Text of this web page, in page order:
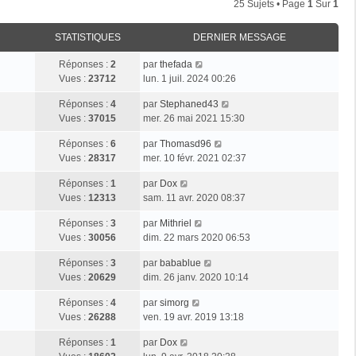
25 Sujets • Page 1 Sur 1
STATISTIQUES DERNIER MESSAGE
Réponses : 2
Vues : 23712
par thefada
lun. 1 juil. 2024 00:26
Réponses : 4
Vues : 37015
par Stephaned43
mer. 26 mai 2021 15:30
Réponses : 6
Vues : 28317
par Thomasd96
mer. 10 févr. 2021 02:37
Réponses : 1
Vues : 12313
par Dox
sam. 11 avr. 2020 08:37
Réponses : 3
Vues : 30056
par Mithriel
dim. 22 mars 2020 06:53
Réponses : 3
Vues : 20629
par babablue
dim. 26 janv. 2020 10:14
Réponses : 4
Vues : 26288
par simorg
ven. 19 avr. 2019 13:18
Réponses : 1
par Dox